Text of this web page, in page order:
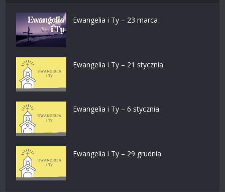
Ewangelia i Ty – 23 marca
Ewangelia i Ty – 21 stycznia
Ewangelia i Ty – 6 stycznia
Ewangelia i Ty – 29 grudnia